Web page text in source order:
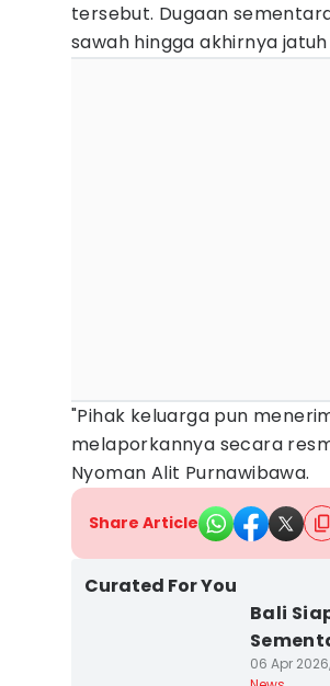
tersebut. Dugaan
sawah hingga akhirnya
"Pihak keluarga pun
melaporkannya secara
Nyoman Alit Purnawibawa.
Share Article
Curated For You
Bali
06 Apr